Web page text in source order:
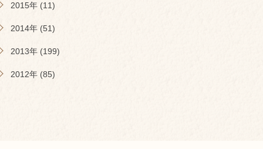
2015年 (11)
2014年 (51)
2013年 (199)
2012年 (85)